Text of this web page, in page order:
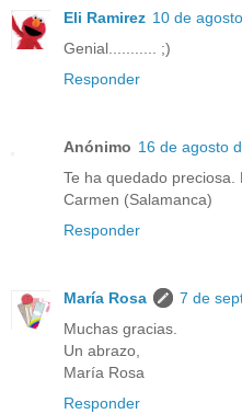
Eli Ramirez 10 de
Genial........... ;)
Responder
Anónimo 16 de agosto
Te ha quedado preciosa.
Carmen (Salamanca)
Responder
María Rosa
7 de
Muchas gracias.
Un abrazo,
María Rosa
Responder